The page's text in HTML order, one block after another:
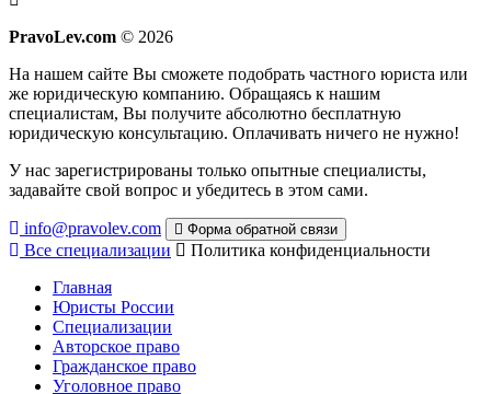
PravoLev.com © 2026
На нашем сайте Вы сможете подобрать частного юриста или
же юридическую компанию. Обращаясь к нашим
специалистам, Вы получите абсолютно бесплатную
юридическую консультацию. Оплачивать ничего не нужно!
У нас зарегистрированы только опытные специалисты,
задавайте свой вопрос и убедитесь в этом сами.
info@pravolev.com Форма обратной связи
Все специализации
Политика конфиденциальности
Главная
Юристы России
Специализации
Авторское право
Гражданское право
Уголовное право